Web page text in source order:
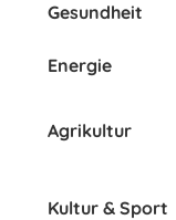
Gesundheit
Energie
Agrikultur
Kultur & Sport